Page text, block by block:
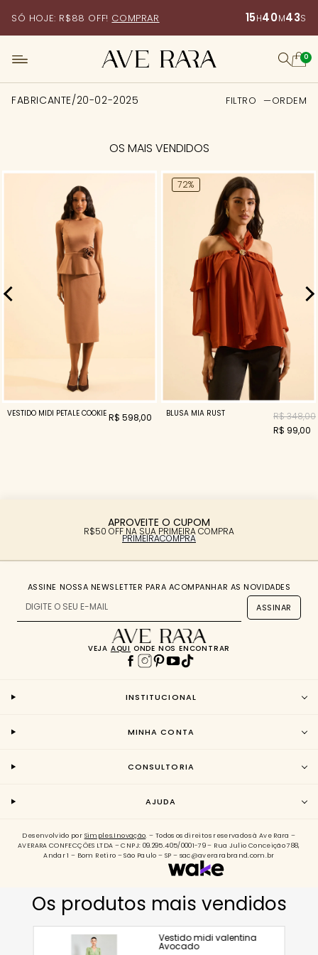
15H40M43S
SÓ HOJE: R$88 OFF! COMPRAR
0
FILTRO
FABRICANTE/20-02-2025 FILTRO ORDEM
OS MAIS VENDIDOS
VESTIDO MIDI PETALE COOKIE R$ 598,00
72%
BLUSA MIA RUST
R$ 348,00
R$ 99,00
APROVEITE O CUPOM
R$50 OFF NA SUA PRIMEIRA COMPRA
PRIMEIRACOMPRA
ASSINE NOSSA NEWSLETTER PARA ACOMPANHAR AS NOVIDADES
ASSINAR
VEJA AQUI ONDE NOS ENCONTRAR
INSTITUCIONAL
MINHA CONTA
CONSULTORIA
AJUDA
Desenvolvido por Simples.Inovação. – Todos os direitos reservados à Ave Rara –
AVERARA CONFECÇÕES LTDA – CNPJ: 09.295.405/0001-79 – Rua Julio Conceição 788,
Andar 1 – Bom Retiro – São Paulo – SP – sac@averarabrand.com.br